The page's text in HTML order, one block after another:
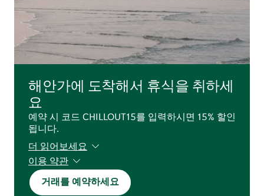
해안가에 도착해서 휴식을 취하세
요
예약 시 코드 CHILLOUT15를 입력하시면 15% 할인
됩니다.
더 읽어보세요
이용 약관
2026년 6월 25일부터 2026년 7월 31일까지의 숙
박 예약에 유효합니다(7월 학교 방학 기간 제외).
거래를 예약하세요